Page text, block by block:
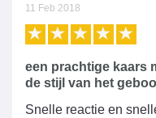
11 Feb 2018
een prachtige kaars
de stijl van het
Snelle reactie en